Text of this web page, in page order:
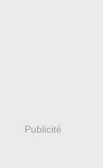
Publicité